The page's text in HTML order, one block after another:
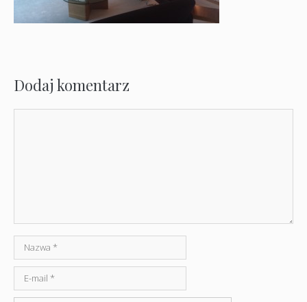
Dodaj komentarz
Nazwa
mail